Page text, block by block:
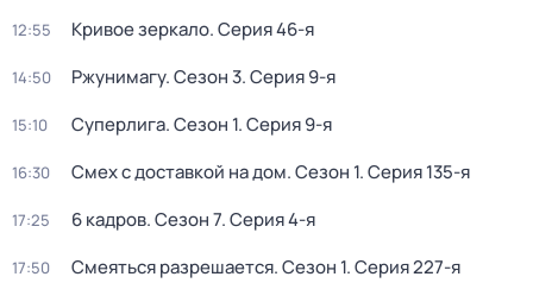
12:55 Кривое зеркало. Серия 46-я
14:50 Ржунимагу. Сезон 3. Серия 9-я
15:10 Суперлига. Сезон 1. Серия 9-я
16:30 Смех с доставкой на дом. Сезон 1. Серия 135-я
17:25 6 кадров. Сезон 7. Серия 4-я
17:50 Смеяться разрешается. Сезон 1. Серия 227-я